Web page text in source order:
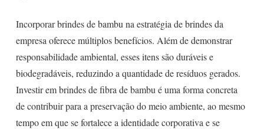
Incorporar brindes de bambu na estratégia de brindes da
empresa oferece múltiplos benefícios. Além de demonstrar
responsabilidade ambiental, esses itens são duráveis e
biodegradáveis, reduzindo a quantidade de resíduos gerados.
Investir em brindes de fibra de bambu é uma forma concreta
de contribuir para a preservação do meio ambiente, ao mesmo
tempo em que se fortalece a identidade corporativa e se